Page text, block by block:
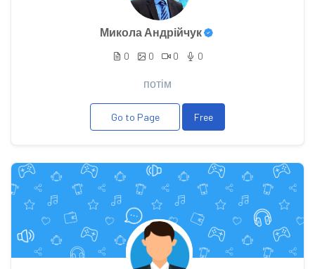
Микола Андрійчук
0 0 0 0
потім
Go to Page Free